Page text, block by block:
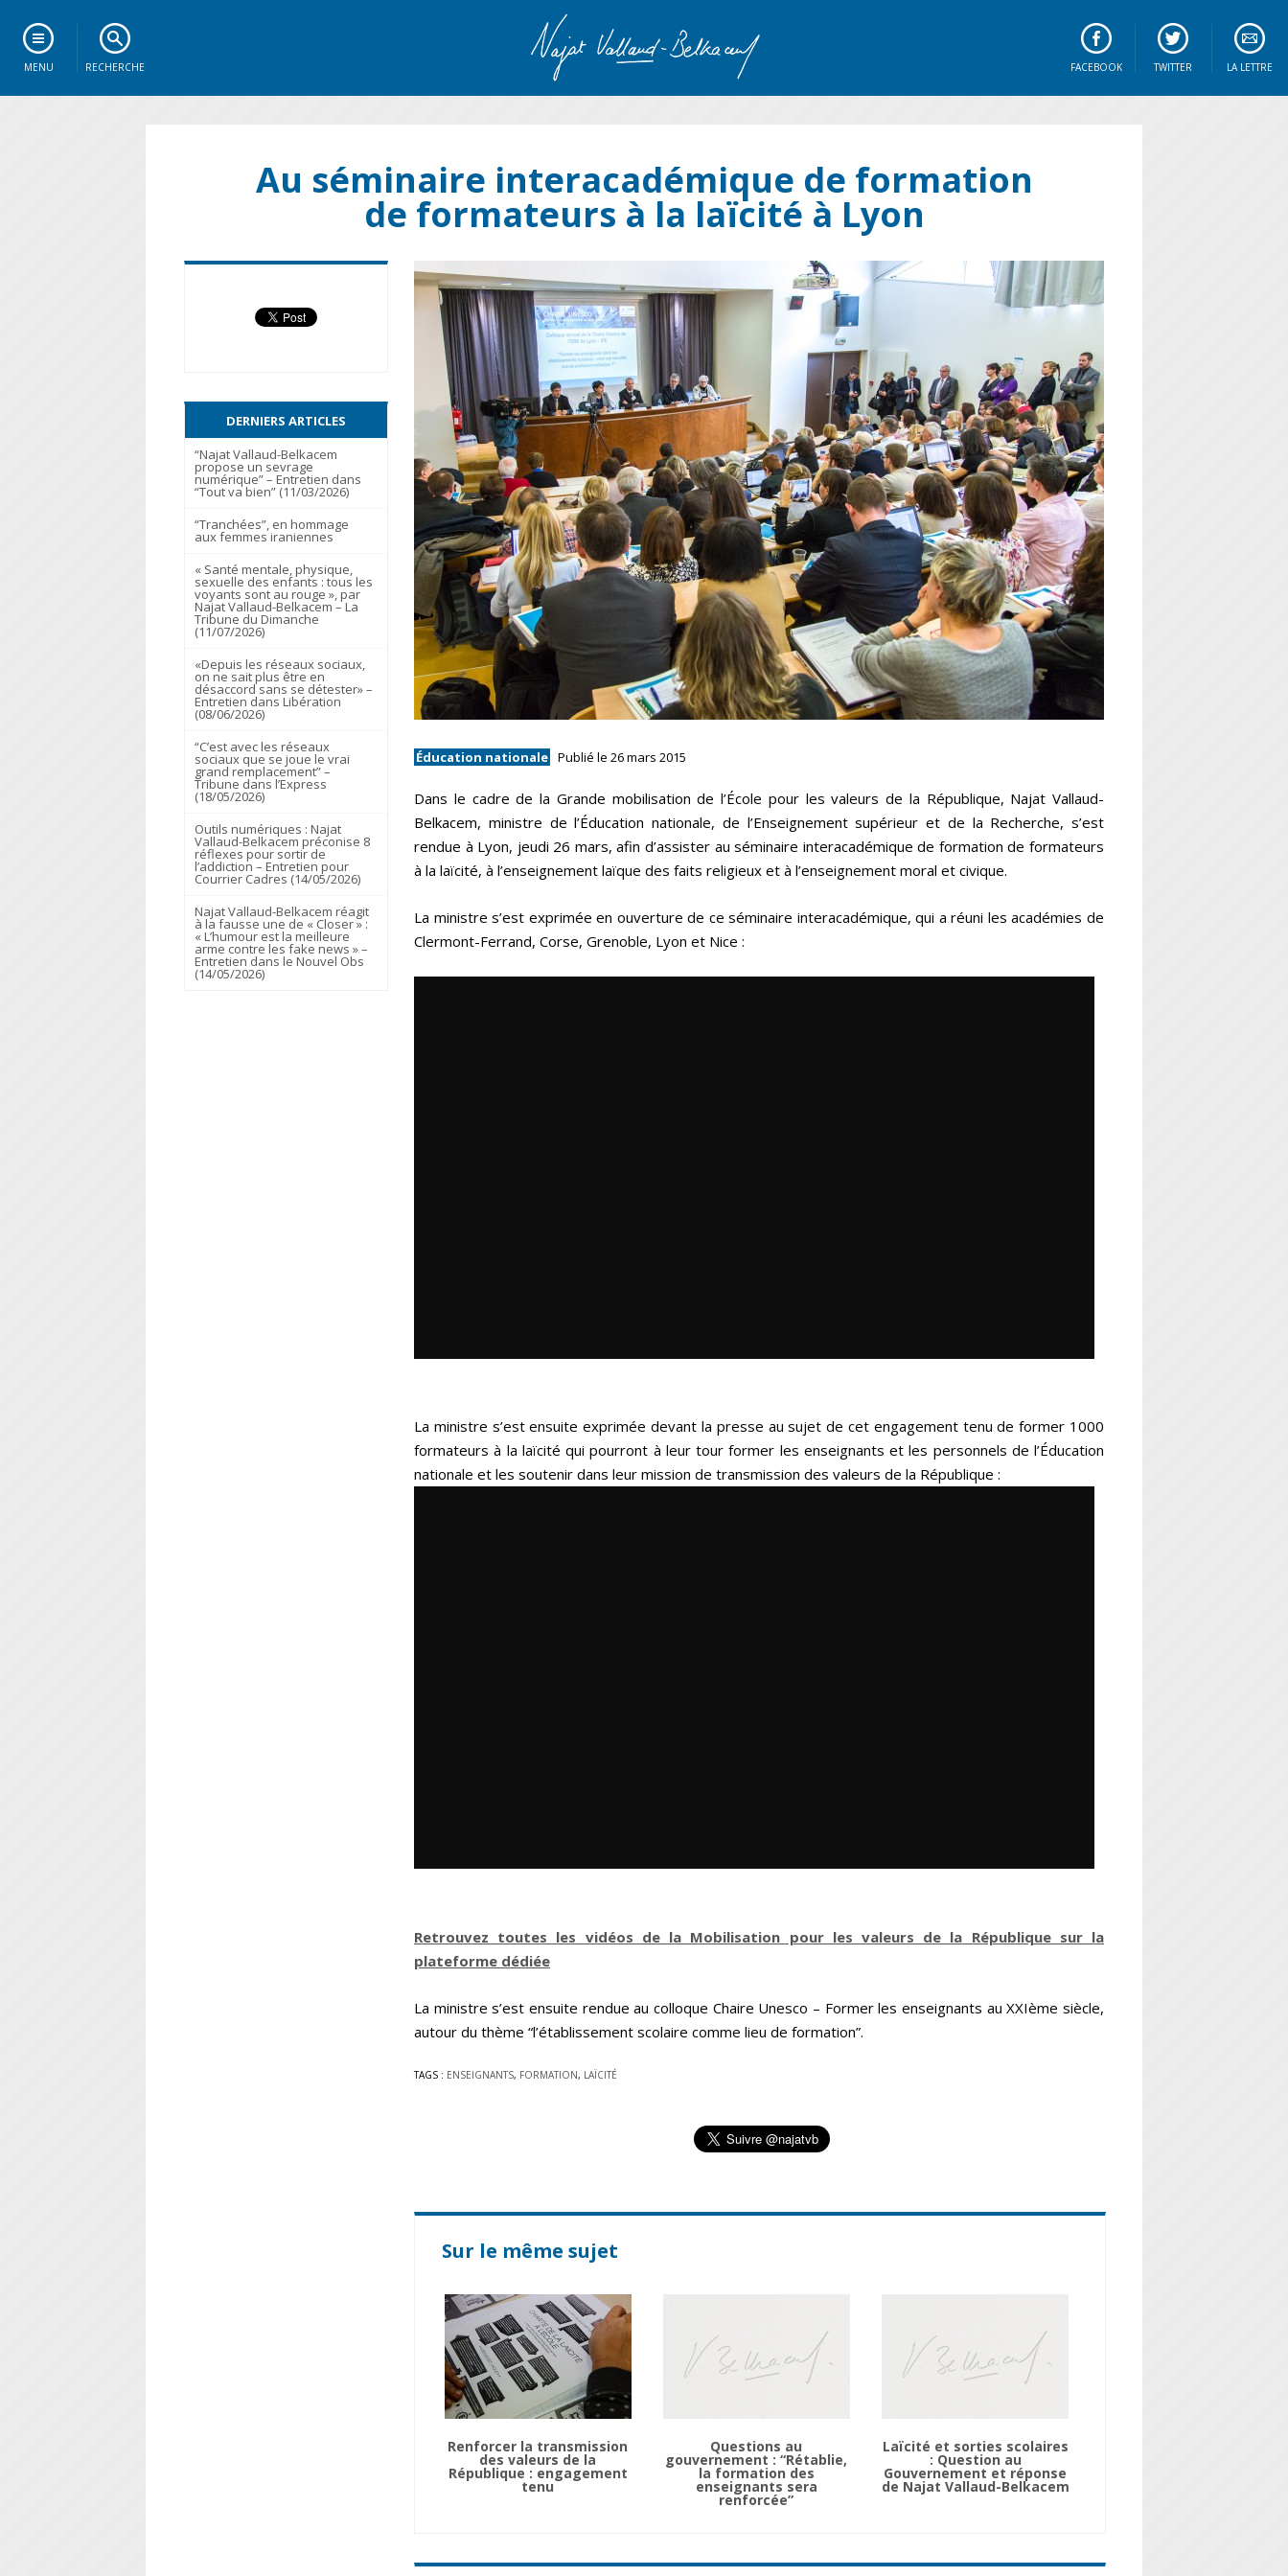
MENU RECHERCHE LA LETTRE
TWITTER
FACEBOOK
Au séminaire interacadémique de formation
de formateurs à la laïcité à Lyon
Éducation nationale Publié le 26 mars 2015
Dans le cadre de la Grande mobilisation de l’École pour les valeurs de la République, Najat Vallaud-
Belkacem, ministre de l’Éducation nationale, de l’Enseignement supérieur et de la Recherche, s’est
rendue à Lyon, jeudi 26 mars, afin d’assister au séminaire interacadémique de formation de formateurs
à la laïcité, à l’enseignement laïque des faits religieux et à l’enseignement moral et civique.
La ministre s’est exprimée en ouverture de ce séminaire interacadémique, qui a réuni les académies de
Clermont-Ferrand, Corse, Grenoble, Lyon et Nice :
La ministre s’est ensuite exprimée devant la presse au sujet de cet engagement tenu de former 1000
formateurs à la laïcité qui pourront à leur tour former les enseignants et les personnels de l’Éducation
nationale et les soutenir dans leur mission de transmission des valeurs de la République :
Retrouvez toutes les vidéos de la Mobilisation pour les valeurs de la République sur la
plateforme dédiée
La ministre s’est ensuite rendue au colloque Chaire Unesco – Former les enseignants au XXIème siècle,
autour du thème “l’établissement scolaire comme lieu de formation”.
TAGS : ENSEIGNANTS, FORMATION, LAÏCITÉ
Sur le même sujet
Renforcer la transmission
des valeurs de la
République : engagement
tenu
Questions au
gouvernement : “Rétablie,
la formation des
enseignants sera
renforcée”
Laïcité et sorties scolaires
: Question au
Gouvernement et réponse
de Najat Vallaud-Belkacem
DERNIERS ARTICLES
“Najat Vallaud-Belkacem
propose un sevrage
numérique” – Entretien dans
“Tout va bien” (11/03/2026)
“Tranchées”, en hommage
aux femmes iraniennes
« Santé mentale, physique,
sexuelle des enfants : tous les
voyants sont au rouge », par
Najat Vallaud-Belkacem – La
Tribune du Dimanche
(11/07/2026)
«Depuis les réseaux sociaux,
on ne sait plus être en
désaccord sans se détester» –
Entretien dans Libération
(08/06/2026)
“C’est avec les réseaux
sociaux que se joue le vrai
grand remplacement” –
Tribune dans l’Express
(18/05/2026)
Outils numériques : Najat
Vallaud-Belkacem préconise 8
réflexes pour sortir de
l’addiction – Entretien pour
Courrier Cadres (14/05/2026)
Najat Vallaud-Belkacem réagit
à la fausse une de « Closer » :
« L’humour est la meilleure
arme contre les fake news » –
Entretien dans le Nouvel Obs
(14/05/2026)